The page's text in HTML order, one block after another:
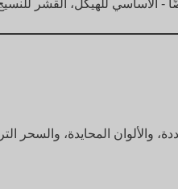
- الأساسي للهيكل، القشر
والألوان المحايدة، والسحر